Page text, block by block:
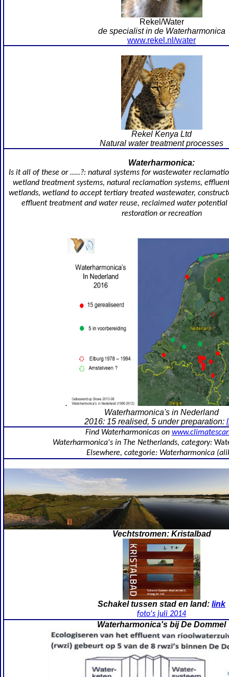
Rekel/Water
de specialist in de Waterharmonica
www.rekel.nl/water
Rekel Kenya Ltd
Natural water treatment processes
Waterharmonica:
Is it all of these or .....?: natural systems for wastewater
wetland treatment systems, natural reclamation systems,
wetlands, wetland to accept tertiary treated wastewater,
effluent treatment and water reuse, reclaimed water potential
restoration or recreation
.
Waterharmonica's in Nederland
2016: 15 realised, 5 under preparation:
Find Waterharmonicas on
Waterharmonica's in The Netherlands, category:
Elsewhere, categorie: Waterharmonica
Vechtstromen: Kristalbad
Schakel tussen stad en land: link
foto's juli 2014
Waterharmonica's bij De Dommel